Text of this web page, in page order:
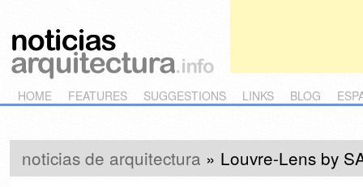
Main menu
Skip to primary content
Skip to secondary content
HOME FEATURES SUGGESTIONS LINKS BLOG
noticias de arquitectura » Louvre-Lens by